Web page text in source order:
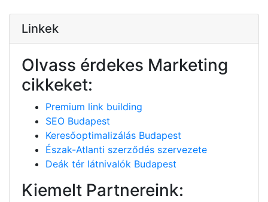
Linkek
Olvass érdekes Marketing
cikkeket:
Premium link building
SEO Budapest
Keresőoptimalizálás Budapest
Észak-Atlanti szerződés szervezete
Deák tér látnivalók Budapest
Kiemelt Partnereink: